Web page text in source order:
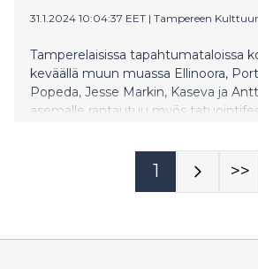
31.1.2024 10:04:37 EET | Tampereen
Tamperelaisissa tapahtumataloissa
keväällä muun muassa Ellinoora,
Popeda, Jesse Markin, Kaseva ja
asemalle rantautuu myös
1 >>